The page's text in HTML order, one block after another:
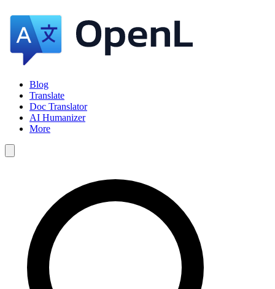
Blog
Translate
Doc Translator
AI Humanizer
More